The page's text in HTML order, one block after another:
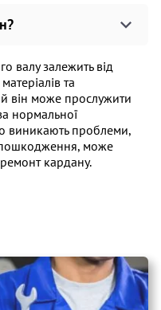
валу залежить від
та
він може прослужити
нормальної
виникають проблеми,
може
кардану.